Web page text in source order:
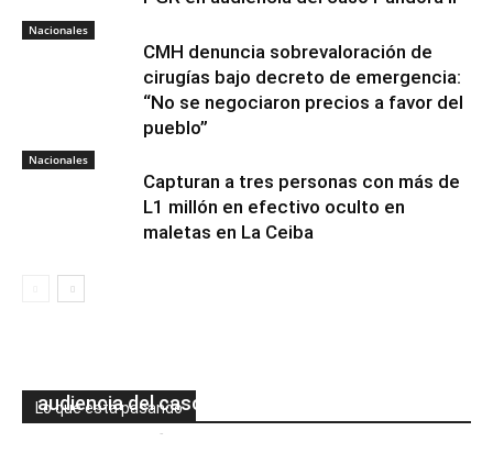
Nacionales
CMH denuncia sobrevaloración de
cirugías bajo decreto de emergencia:
“No se negociaron precios a favor del
pueblo”
Nacionales
Capturan a tres personas con más de
L1 millón en efectivo oculto en
maletas en La Ceiba
Lo que está pasando
audiencia del caso Pandora II
-